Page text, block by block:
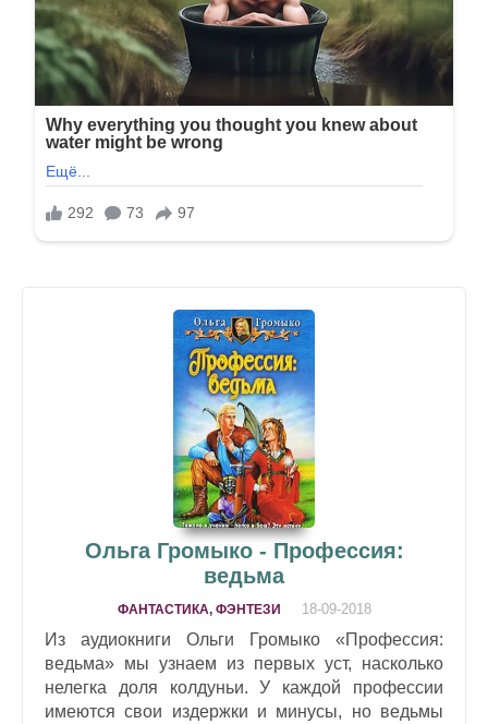
Ольга Громыко - Профессия:
ведьма
ФАНТАСТИКА, ФЭНТЕЗИ 18-09-2018
Из аудиокниги Ольги Громыко «Профессия:
ведьма» мы узнаем из первых уст, насколько
нелегка доля колдуньи. У каждой профессии
имеются свои издержки и минусы, но ведьмы